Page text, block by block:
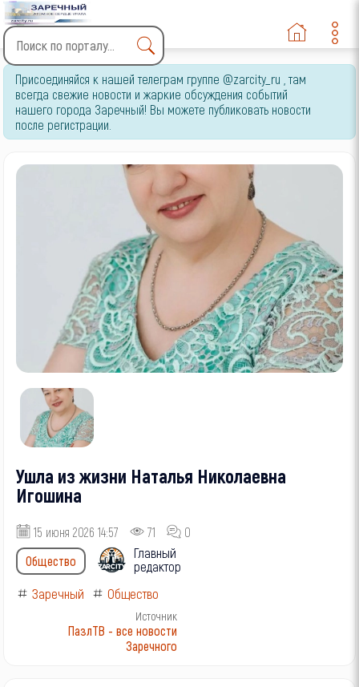
Type 2 or more characters
for results.
Присоединяйся к нашей телеграм группе @zarcity_ru , там
всегда свежие новости и жаркие обсуждения событий
нашего города Заречный! Вы можете публиковать новости
после регистрации.
Ушла из жизни Наталья Николаевна
Игошина
15 июня 2026 14:57 71
0
Общество
Главный
редактор
Заречный
Общество
Источник
ПазлТВ - все новости
Заречного